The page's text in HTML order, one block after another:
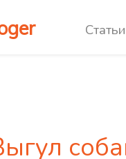
Статьи